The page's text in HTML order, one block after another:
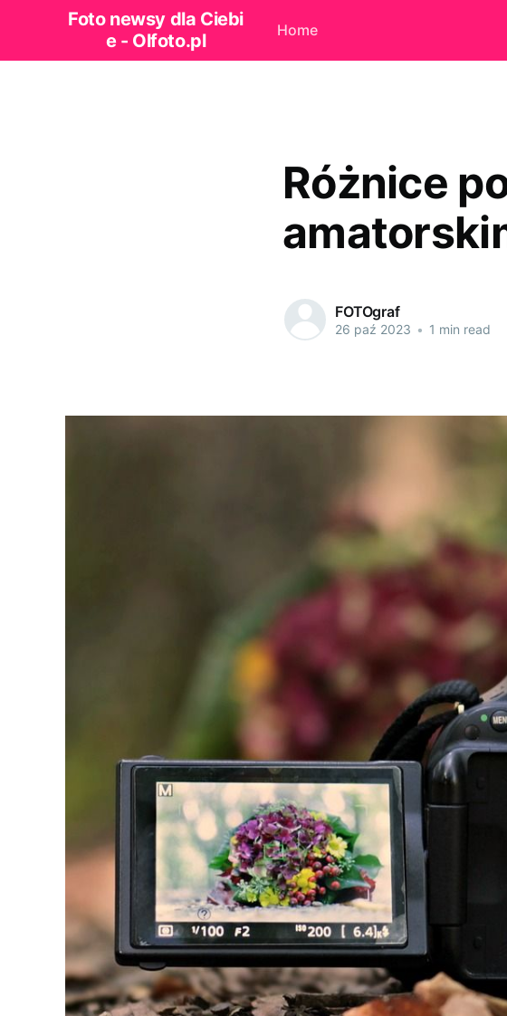
Foto newsy dla Ciebi
e - Olfoto.pl
Home
Różnice
FOTOgraf
26 paź 2023 • 1 min read